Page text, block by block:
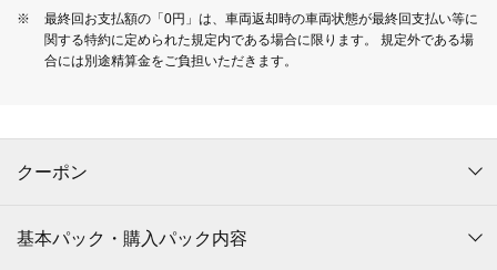
※
最終回お支払額の「0円」は、車両返却時の車両状態が最終回支払い等に
関する特約に定められた規定内である場合に限ります。 規定外である場
合には別途精算金をご負担いただきます。
クーポン
基本パック・購入パック内容